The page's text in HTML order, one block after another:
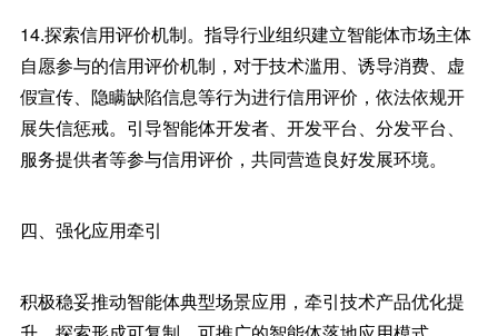
14.探索信用评价机制。指导行业组织建立智能体市场主体
自愿参与的信用评价机制，对于技术滥用、诱导消费、虚
假宣传、隐瞒缺陷信息等行为进行信用评价，依法依规开
展失信惩戒。引导智能体开发者、开发平台、分发平台、
服务提供者等参与信用评价，共同营造良好发展环境。
四、强化应用牵引
积极稳妥推动智能体典型场景应用，牵引技术产品优化提